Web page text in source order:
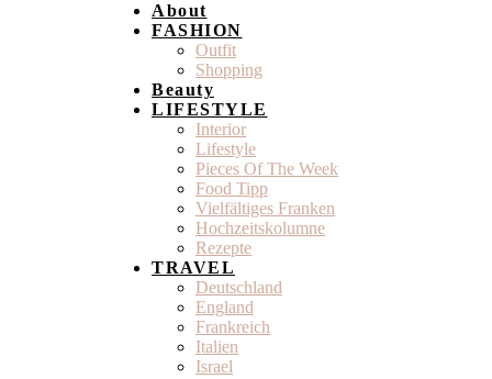
About
FASHION
Outfit
Shopping
Beauty
LIFESTYLE
Interior
Lifestyle
Pieces Of The Week
Food Tipp
Vielfältiges Franken
Hochzeitskolumne
Rezepte
TRAVEL
Deutschland
England
Frankreich
Italien
Israel